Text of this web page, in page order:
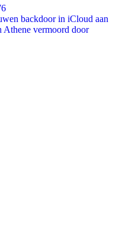
backdoor in iCloud aan
Athene vermoord door